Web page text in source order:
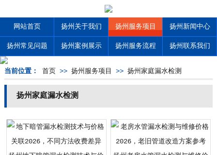
网站首页 扬州关于我们 扬州服务项目 扬州新闻中心
扬州常见问题 扬州案例展示 扬州服务流程 扬州联系我们
当前位置： 首页 >> 扬州服务项目 >> 扬州家庭漏水检测
扬州家庭漏水检测